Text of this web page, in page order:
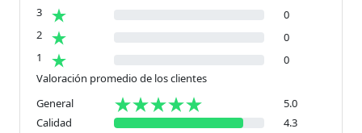
3
0
2
0
1
0
Valoración promedio de los clientes
General
5.0
Calidad
4.3